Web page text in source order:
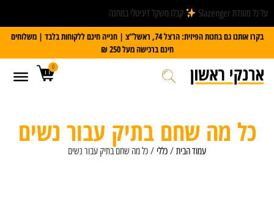
על כל מזוודת Slazenger
קבלו משקל דיגיטלי במתנה
בקרו אותנו גם בחנות הפיזית: הרצל 74, ראשל”צ | חנייה חינם ללקוחות בלבד | משלוחים
חינם ברכישה מעל 250 ₪
0
כל מה שחם בתיק עבור נשים
עמוד הבית / כללי / כל מה שחם בתיק עבור נשים